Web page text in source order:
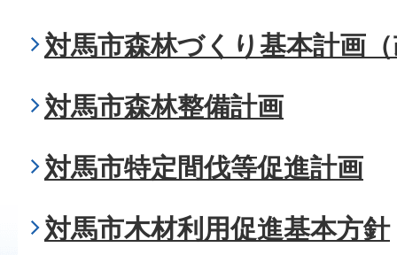
対馬市森林づくり基本計画
対馬市森林整備計画
対馬市特定間伐等促進計画
対馬市木材利用促進基本方針